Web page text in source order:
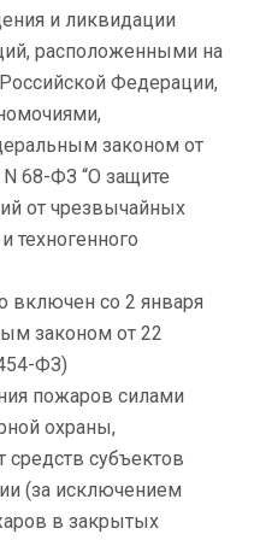
и ликвидации
расположенными на
Федерации,
законом от
68-ФЗ “О защите
от чрезвычайных
техногенного
включен со 2 января
законом от 22
ФЗ)
пожаров силами
охраны,
средств субъектов
(за исключением
в закрытых